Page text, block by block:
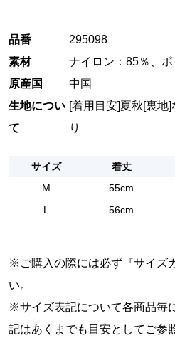
品番
295098
素材
ナイロン：85％、
原産国
中国
生地につい
て
[着用目安]夏秋[裏地]
り
サイズ 着丈
M
55cm
L
56cm
※ご購入の際には必ず『サイズ
い。
※サイズ表記について各商品毎
記はあくまでも目安としてご参